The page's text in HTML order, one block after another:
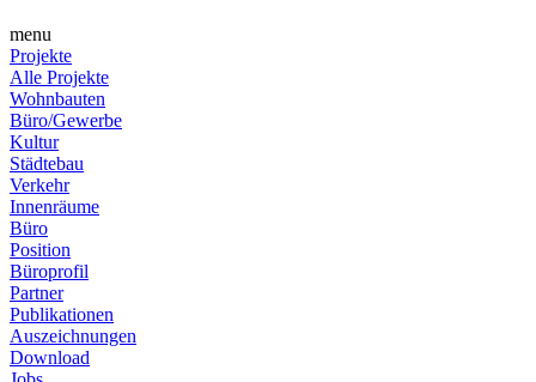
menu
Projekte
Alle Projekte
Wohnbauten
Büro/Gewerbe
Kultur
Städtebau
Verkehr
Innenräume
Büro
Position
Büroprofil
Partner
Publikationen
Auszeichnungen
Download